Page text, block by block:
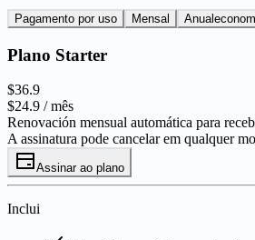
Pagamento por uso Mensal Anual
Plano Starter
$36.9
$24.9 / mês
Renovación mensual automática para
A assinatura pode cancelar em qualquer
Assinar ao plano
Inclui